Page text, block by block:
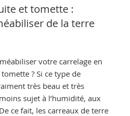
et tomette :
de la terre
votre carrelage en
? Si ce type de
très beau et très
sujet à l’humidité, aux
ce fait, les carreaux de terre